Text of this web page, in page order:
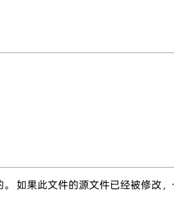
如果此文件的源文件已经被修改